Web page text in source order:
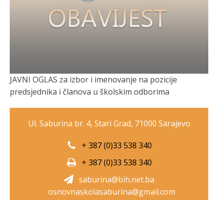
JAVNI OGLAS za izbor i imenovanje na pozicije
predsjednika i članova u školskim odborima
Ul. Saburina br. 4, Stari Grad, 71000 Sarajevo
+ 387 (0)33 538 340
+ 387 (0)33 538 340
saburina@bih.net.ba
osnovnaskolasaburina@gmail.com